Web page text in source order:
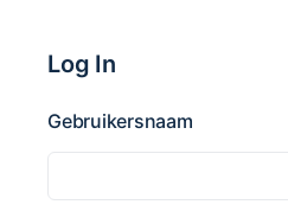
Log In
Gebruikersnaam